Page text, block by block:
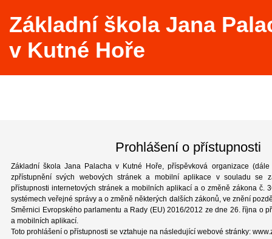
Základní škola Jana
v Kutné Hoře
Prohlášení o přístupnosti
Základní škola Jana Palacha v Kutné Hoře, příspěvková organizace
zpřístupnění svých webových stránek a mobilní aplikace v souladu se
přístupnosti internetových stránek a mobilních aplikací a o změně zákona č.
systémech veřejné správy a o změně některých dalších zákonů, ve znění
Směrnici Evropského parlamentu a Rady (EU) 2016/2012 ze dne 26. října o
a mobilních aplikací.
Toto prohlášení o přístupnosti se vztahuje na následující webové stránky: